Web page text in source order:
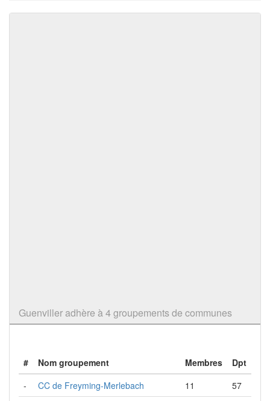
Guenviller adhère à 4 groupements de communes
# Nom groupement Membres
Dpt
-
CC de Freyming-Merlebach 11
57